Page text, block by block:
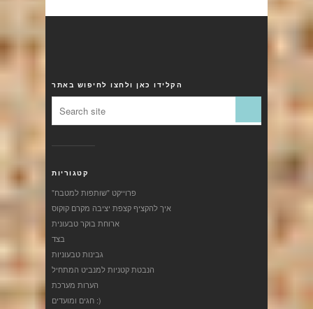
הקלידו כאן ולחצו לחיפוש באתר
קטגוריות
"פרוייקט "שותפות למטבח
איך להקציף קצפת יציבה מקרם קוקוס
ארוחת בוקר טבעונית
בצד
גבינות טבעוניות
הנבטת קטניות למנביט המתחיל
הערות מערכת
חגים ומועדים :)